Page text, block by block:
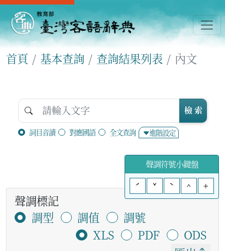
首頁 基本查詢 查詢結果列表 內文
詞目音讀 對應國語 全文查詢 進階設定
檢 索
聲調符號小鍵盤
ˊ
ˇ ˋ ^ +
聲調標記
調型
調值
調號
XLS
PDF
ODS